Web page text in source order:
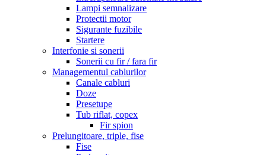
Lampi semnalizare
Protectii motor
Sigurante fuzibile
Startere
Interfonie si sonerii
Sonerii cu fir / fara fir
Managementul cablurilor
Canale cabluri
Doze
Presetupe
Tub riflat, copex
Fir spion
Prelungitoare, triple, fise
Fise